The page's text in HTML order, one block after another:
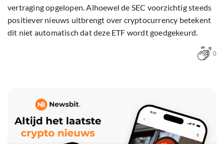
vertraging opgelopen. Alhoewel de SEC voorzichtig steeds
positiever nieuws uitbrengt over cryptocurrency betekent
dit niet automatisch dat deze ETF wordt goedgekeurd.
0